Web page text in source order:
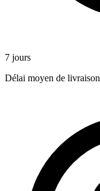
7 jours
Délai moyen de livraison